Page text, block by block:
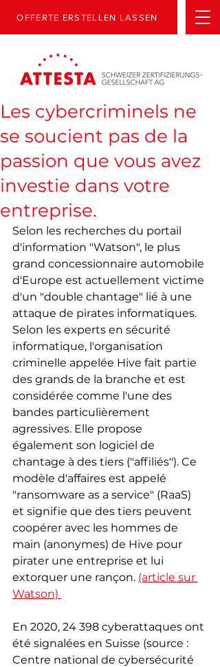
OFFERTE ERSTELLEN LASSEN
Les cybercriminels ne
se soucient pas de la
passion que vous avez
investie dans votre
entreprise.
Selon les recherches du portail
d'information "Watson", le plus
grand concessionnaire automobile
d'Europe est actuellement victime
d'un "double chantage" lié à une
attaque de pirates informatiques.
Selon les experts en sécurité
informatique, l'organisation
criminelle appelée Hive fait partie
des grands de la branche et est
considérée comme l'une des
bandes particulièrement
agressives. Elle propose
également son logiciel de
chantage à des tiers ("affiliés"). Ce
modèle d'affaires est appelé
"ransomware as a service" (RaaS)
et signifie que des tiers peuvent
coopérer avec les hommes de
main (anonymes) de Hive pour
pirater une entreprise et lui
extorquer une rançon. (article sur
Watson)
En 2020, 24 398 cyberattaques ont
été signalées en Suisse (source :
Centre national de cybersécurité